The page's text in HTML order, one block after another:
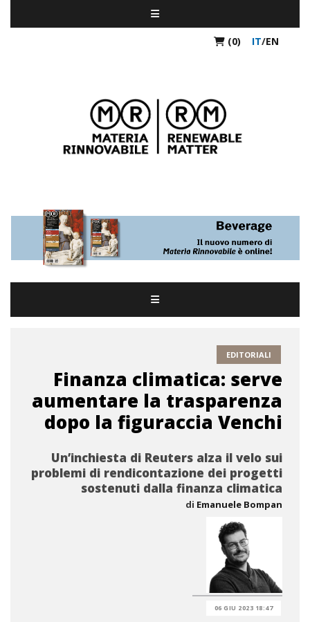
(0) IT/EN
EDITORIALI
Finanza climatica: serve
aumentare la trasparenza
dopo la figuraccia Venchi
Un’inchiesta di Reuters alza il velo sui
problemi di rendicontazione dei progetti
sostenuti dalla finanza climatica
di Emanuele Bompan
06 GIU 2023 18:47